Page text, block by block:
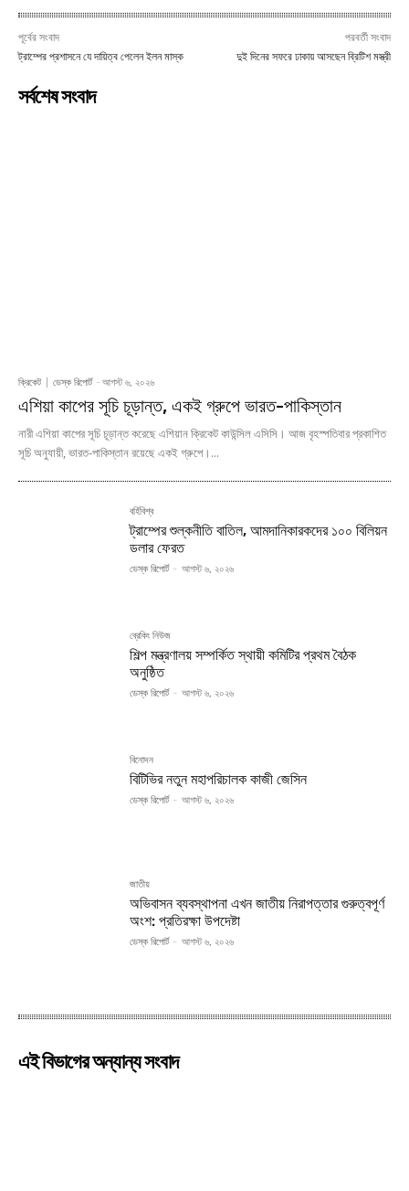
পূর্বের সংবাদ
ট্রাম্পের প্রশাসনে যে দায়িত্ব পেলেন ইলন মাস্ক
পরবর্তী সংবাদ
দুই দিনের সফরে ঢাকায় আসছেন ব্রিটিশ মস্ত্রী
সর্বশেষ সংবাদ
ক্রিকেট ডেস্ক রিপোর্ট - আগস্ট ৬, ২০২৬
এশিয়া কাপের সূচি চূড়ান্ত, একই গ্রুপে ভারত-পাকিস্তান
নারী এশিয়া কাপের সূচি চূড়ান্ত করেছে এশিয়ান ক্রিকেট কাউন্সিল এসিসি। আজ বৃহস্পতিবার প্রকাশিত
সূচি অনুযায়ী, ভারত-পাকিস্তান রয়েছে একই গ্রুপে।...
বর্হিবিশ্ব
ট্রাম্পের শুল্কনীতি বাতিল, আমদানিকারকদের ১০০ বিলিয়ন
ডলার ফেরত
ডেস্ক রিপোর্ট - আগস্ট ৬, ২০২৬
ব্রেকিং নিউজ
শিল্প মন্ত্রণালয় সম্পর্কিত স্থায়ী কমিটির প্রথম বৈঠক
অনুষ্ঠিত
ডেস্ক রিপোর্ট - আগস্ট ৬, ২০২৬
বিনোদন
বিটিভির নতুন মহাপরিচালক কাজী জেসিন
ডেস্ক রিপোর্ট - আগস্ট ৬, ২০২৬
জাতীয়
অভিবাসন ব্যবস্থাপনা এখন জাতীয় নিরাপত্তার গুরুত্বপূর্ণ
অংশ: প্রতিরক্ষা উপদেষ্টা
ডেস্ক রিপোর্ট - আগস্ট ৬, ২০২৬
এই বিভাগের অন্যান্য সংবাদ